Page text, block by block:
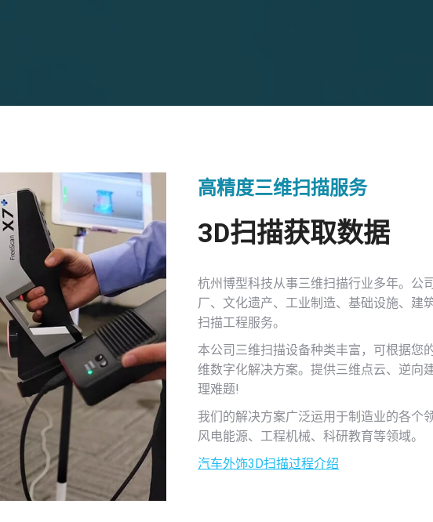
高精度三维扫描服务
3D扫描获取数据
杭州博型科技从事三维扫描行业多年。公
厂、文化遗产、工业制造、基础设施、建
扫描工程服务。
本公司三维扫描设备种类丰富，可根据您
维数字化解决方案。提供三维点云、逆向
理难题!
我们的解决方案广泛运用于制造业的各个
风电能源、工程机械、科研教育等领域。
汽车外饰3D扫描过程介绍